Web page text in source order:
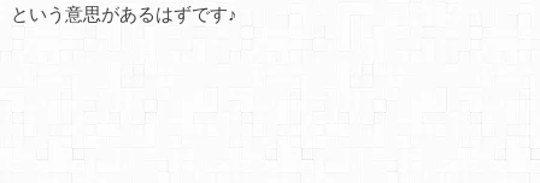
という意思があるはずです♪